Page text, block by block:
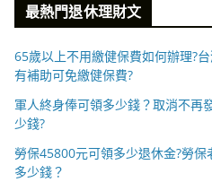
最熱門退休理財文
65歲以上不用繳健保費如何辦理?
有補助可免繳健保費?
軍人終身俸可領多少錢？取消不再
少錢?
勞保45800元可領多少退休金?勞
多少錢？